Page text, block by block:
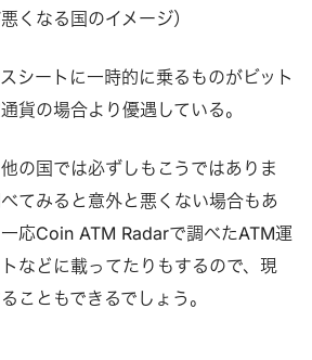
くなる国のイメージ）
シートに一時的に乗るものがビット
貨の場合より優遇している。
の国では必ずしもこうではありま
てみると意外と悪くない場合もあ
応Coin ATM Radarで調べたATM運
などに載ってたりもするので、現
こともできるでしょう。